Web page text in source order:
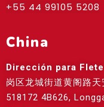
+55 44 99105 5208
China
Dirección para
岗区龙城街道黄阁路
518172 4B626,